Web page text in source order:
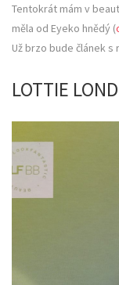
Tentokrát mám v
měla od Eyeko hnědý (
Už brzo bude článek s
LOTTIE